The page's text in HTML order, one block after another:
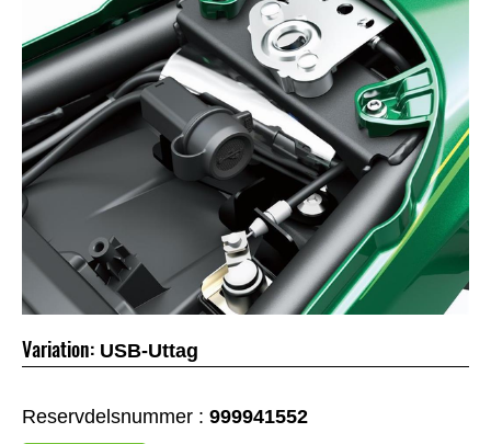
Variation: USB-Uttag
Reservdelsnummer : 999941552